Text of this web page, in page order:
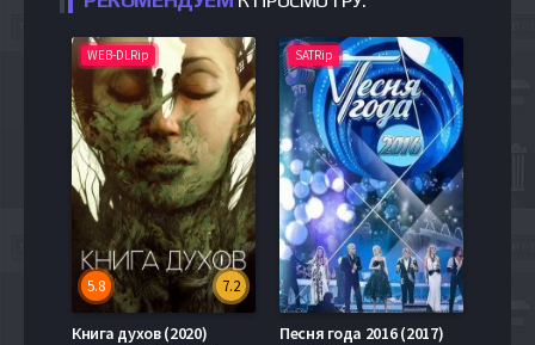
WEB-DLRip
7.2
5.8
Книга духов (2020)
SATRip
Песня года 2016 (2017)